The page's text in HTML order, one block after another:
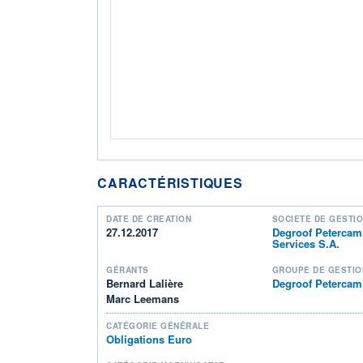
CARACTÉRISTIQUES
DATE DE CRÉATION
27.12.2017
SOCIÉTÉ DE
Degroof
Services S.A.
GÉRANTS
Bernard Lalière
Marc Leemans
GROUPE DE
Degroof Petercam
CATÉGORIE GÉNÉRALE
Obligations Euro